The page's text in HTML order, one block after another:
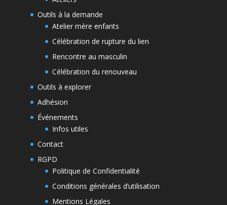
Outils à la demande
Atelier mère enfants
Célébration de rupture du lien
Rencontre au masculin
Célébration du renouveau
Outils à explorer
Adhésion
Événements
Infos utiles
Contact
RGPD
Politique de Confidentialité
Conditions générales d’utilisation
Mentions Légales